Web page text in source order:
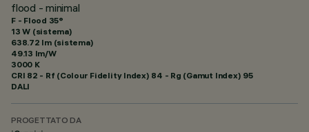
flood - minimal
F - Flood 35°
13 W (sistema)
638.72 lm (sistema)
49.13 lm/W
3000 K
CRI 82 - Rf (Colour Fidelity Index) 84 - Rg (Gamut Index) 95
DALI
PROGETTATO DA